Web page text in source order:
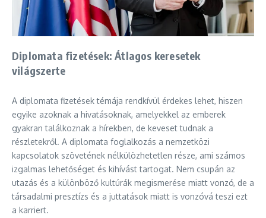
Diplomata fizetések: Átlagos keresetek
világszerte
A diplomata fizetések témája rendkívül érdekes lehet, hiszen
egyike azoknak a hivatásoknak, amelyekkel az emberek
gyakran találkoznak a hírekben, de keveset tudnak a
részletekről. A diplomata foglalkozás a nemzetközi
kapcsolatok szövetének nélkülözhetetlen része, ami számos
izgalmas lehetőséget és kihívást tartogat. Nem csupán az
utazás és a különböző kultúrák megismerése miatt vonzó, de a
társadalmi presztízs és a juttatások miatt is vonzóvá teszi ezt
a karriert.